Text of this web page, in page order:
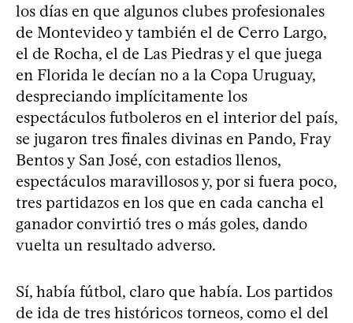
los días en que algunos clubes profesionales
de Montevideo y también el de Cerro Largo,
el de Rocha, el de Las Piedras y el que juega
en Florida le decían no a la Copa Uruguay,
despreciando implícitamente los
espectáculos futboleros en el interior del país,
se jugaron tres finales divinas en Pando, Fray
Bentos y San José, con estadios llenos,
espectáculos maravillosos y, por si fuera poco,
tres partidazos en los que en cada cancha el
ganador convirtió tres o más goles, dando
vuelta un resultado adverso.
Sí, había fútbol, claro que había. Los partidos
de ida de tres históricos torneos, como el del